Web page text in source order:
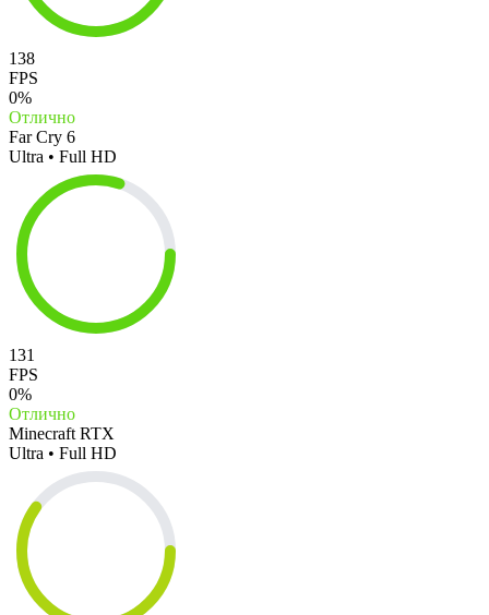
138
FPS
0%
Отлично
Far Cry 6
Ultra • Full HD
131
FPS
0%
Отлично
Minecraft RTX
Ultra • Full HD